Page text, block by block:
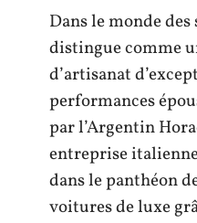
Dans le monde
distingue comme
d’artisanat
performances
par l’Argentin
entreprise
dans le panthéon
voitures de luxe